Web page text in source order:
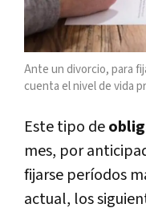
Ante un divorcio, para
cuenta el nivel de vida
Este tipo de
mes, por
fijarse períodos
actual, los